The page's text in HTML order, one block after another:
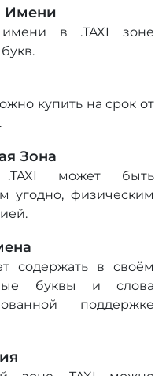
Имени
в .TAXI зоне
купить на срок от
Зона
может быть
угодно, физическим
содержать в своём
буквы и слова
поддержке